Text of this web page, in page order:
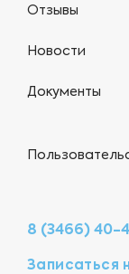
Отзывы
Новости
Документы
8 (3466) 40-
Записаться